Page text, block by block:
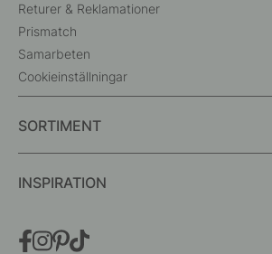
Returer & Reklamationer
Prismatch
Samarbeten
Cookieinställningar
SORTIMENT
INSPIRATION